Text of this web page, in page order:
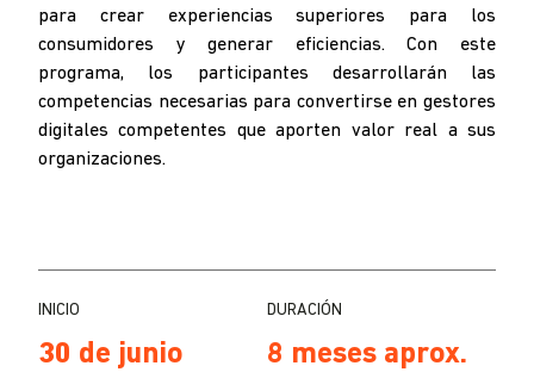
para crear experiencias superiores para los
consumidores y generar eficiencias. Con este
programa, los participantes desarrollarán las
competencias necesarias para convertirse en gestores
digitales competentes que aporten valor real a sus
organizaciones.
INICIO
30 de junio
DURACIÓN
8 meses aprox.